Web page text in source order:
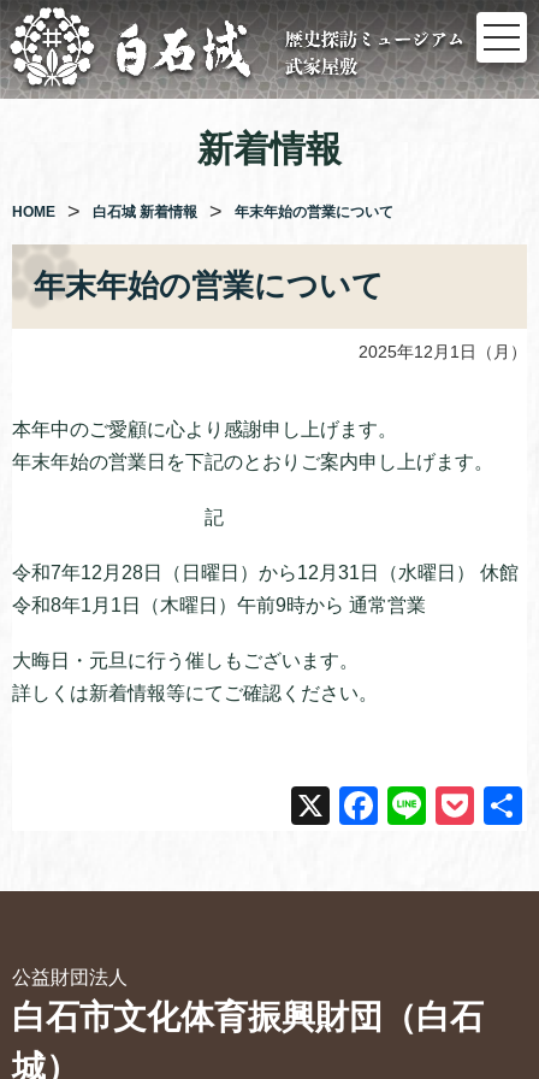
コ
ン
テ
ン
キ
ッ
新着情報
HOME 白石城 新着情報 年末年始の営業について
年末年始の営業について
2025年12月1日（月）
本年中のご愛顧に心より感謝申し上げます。
年末年始の営業日を下記のとおりご案内申し上げます。
記
令和7年12月28日（日曜日）から12月31日（水曜日） 休館
令和8年1月1日（木曜日）午前9時から 通常営業
大晦日・元旦に行う催しもございます。
詳しくは新着情報等にてご確認ください。
X F
c
o
o
Li
e
P
ck
公益財団法人
白石市文化体育振興財団（白石
城）